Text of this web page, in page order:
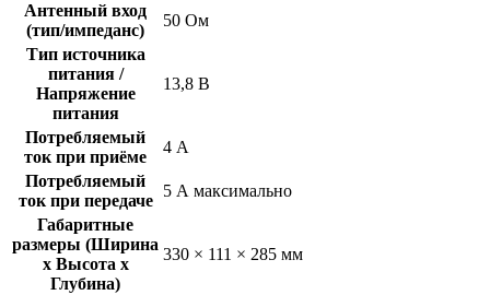
Антенный вход
(тип/импеданс)
50 Ом
Тип источника
питания /
Напряжение
питания
13,8 В
Потребляемый
ток при приёме
4 А
Потребляемый
ток при передаче
5 А максимально
Габаритные
размеры (Ширина
x Высота x
Глубина)
330 × 111 × 285 мм